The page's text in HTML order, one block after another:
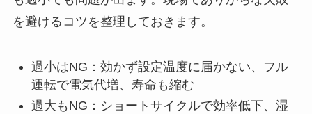
を避けるコツを整理しておきます。
過小はNG：効かず設定温度に届かない、フル
運転で電気代増、寿命も縮む
過大もNG：ショートサイクルで効率低下、湿